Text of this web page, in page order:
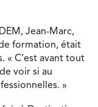
Jean-Marc,
formation, était
« C’est avant tout
voir si au
»